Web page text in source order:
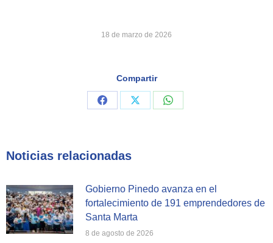
18 de marzo de 2026
Compartir
Share
Share
Share
Noticias relacionadas
Gobierno Pinedo avanza en el
fortalecimiento de 191 emprendedores de
Santa Marta
8 de agosto de 2026